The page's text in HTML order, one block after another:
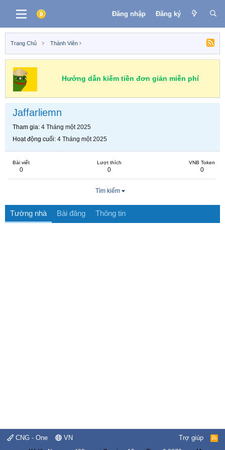
Đăng nhập Đăng ký
Trang Chủ Thành Viên
Hướng dẫn kiếm tiền đơn giản miễn phí
Jaffarliemn
Tham gia 4 Tháng một 2025
Hoạt động cuối 4 Tháng một 2025
Bài viết
0
Lượt thích
0
VNB Token
0
Tìm kiếm
Tường nhà Bài đăng Thông tin
CNG - One VN Trợ giúp
R